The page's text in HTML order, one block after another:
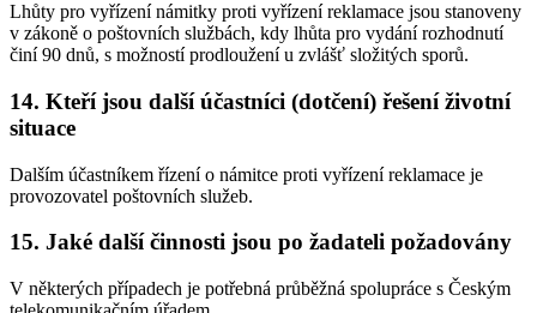
Lhůty pro vyřízení námitky proti vyřízení reklamace jsou stanoveny
v zákoně o poštovních službách, kdy lhůta pro vydání rozhodnutí
činí 90 dnů, s možností prodloužení u zvlášť složitých sporů.
14. Kteří jsou další účastníci (dotčení) řešení životní
situace
Dalším účastníkem řízení o námitce proti vyřízení reklamace je
provozovatel poštovních služeb.
15. Jaké další činnosti jsou po žadateli požadovány
V některých případech je potřebná průběžná spolupráce s Českým